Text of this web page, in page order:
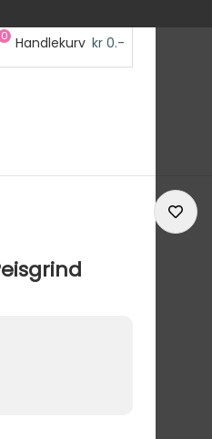
0 Handlekurv kr 0.-